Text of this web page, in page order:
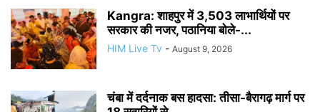
Kangra: शाहपुर में 3,503 लाभार्थियों पर
सरकार की नजर, पठानिया बोले-...
HIM Live Tv - August 9, 2026
चंबा में दर्दनाक बस हादसा: तीसा-बैरागढ़ मार्ग पर